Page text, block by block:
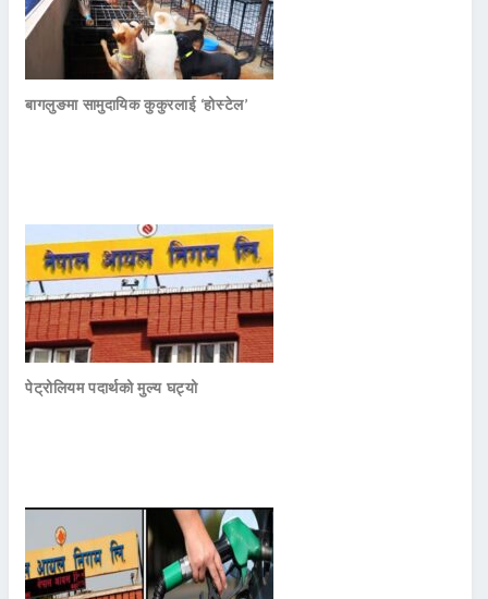
बागलुङमा सामुदायिक कुकुरलाई ‘होस्टेल’
पेट्रोलियम पदार्थको मुल्य घट्यो